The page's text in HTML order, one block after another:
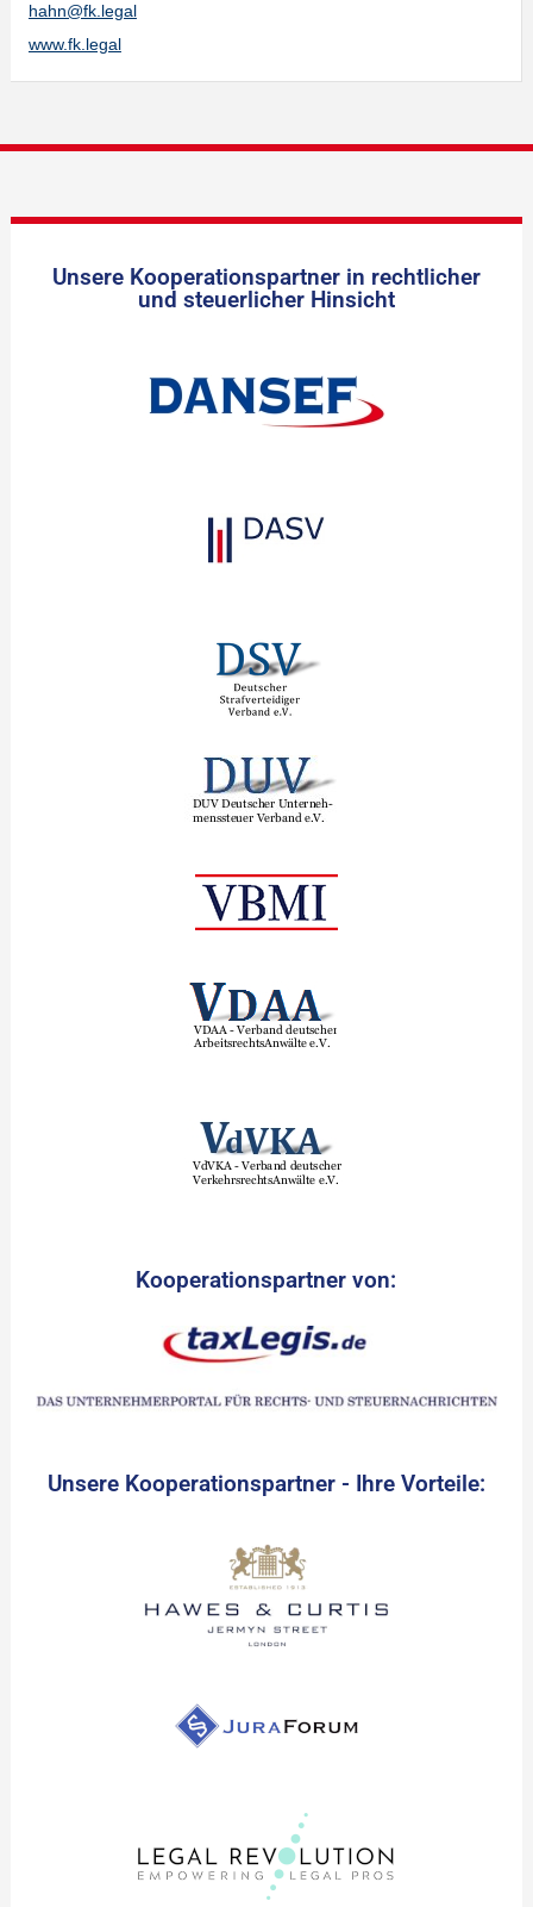
hahn@fk.legal
www.fk.legal
Unsere Kooperationspartner in rechtlicher
und steuerlicher Hinsicht
Kooperationspartner von:
Unsere Kooperationspartner - Ihre Vorteile: